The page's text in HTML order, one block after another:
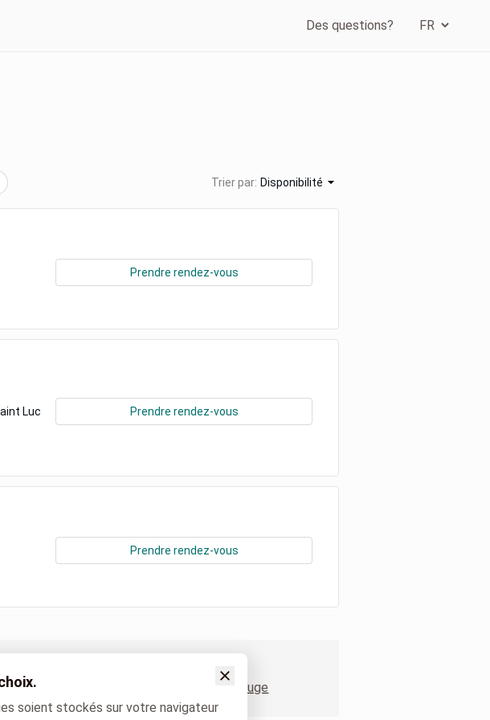
Des questions?
Trier par: Disponibilité
Prendre rendez-vous
Luc
Prendre rendez-vous
Prendre rendez-vous
Urologie Clinique Saint Luc Bouge
soient stockés sur votre navigateur